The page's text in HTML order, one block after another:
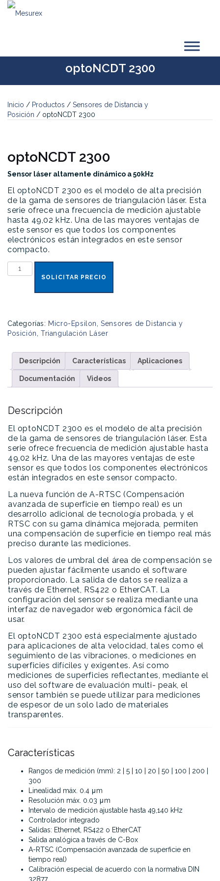
Saltar
optoNCDT 2300
Inicio / Productos / Sensores de Distancia y
Posición / optoNCDT 2300
optoNCDT 2300
Sensor láser altamente dinámico a 50kHz
El optoNCDT 2300 es el modelo de alta precisión
de la gama de sensores de triangulación láser. Esta
serie ofrece una frecuencia de medición ajustable
hasta 49,02 kHz. Una de las mayores ventajas de
este sensor es que todos los componentes
electrónicos están integrados en este sensor
compacto.
optoNCDT
2300
SOLICITAR PRECIO
Categorías: Micro-Epsilon ,Sensores de Distancia y
Posición
,Triangulación Láser
Descripción Características Aplicaciones
Documentación Videos
Descripción
El optoNCDT 2300 es el modelo de alta precisión
de la gama de sensores de triangulación láser. Esta
serie ofrece frecuencia de medición ajustable hasta
49,02 kHz. Una de las mayores ventajas de este
sensor es que todos los componentes electrónicos
están integrados en este sensor compacto.
La nueva función de A-RTSC (Compensación
avanzada de superficie en tiempo real) es un
desarrollo adicional de tecnología probada, y el
RTSC con su gama dinámica mejorada, permiten
una compensación de superficie en tiempo real más
preciso durante las mediciones.
Los valores de umbral del área de compensación se
pueden ajustar fácilmente usando el software
proporcionado. La salida de datos se realiza a
través de Ethernet, RS422 o EtherCAT. La
configuración del sensor se realiza mediante una
interfaz de navegador web ergonómica fácil de
usar.
El optoNCDT 2300 está especialmente ajustado
para aplicaciones de alta velocidad, tales como el
seguimiento de las vibraciones, o mediciones en
superficies difíciles y exigentes. Así como
mediciones de superficies reflectantes, mediante el
uso del software de evaluación multi- peak, el
sensor también se puede utilizar para mediciones
de espesor de un solo lado de materiales
transparentes.
Características
Rangos de medición (mm): 2 | 5 | 10 | 20 | 50 | 100 | 200 |
300
Linealidad máx. 0.4 μm
Resolución máx. 0.03 μm
Intervalo de medición ajustable hasta 49,140 kHz
Controlador integrado
Salidas: Ethernet, RS422 o EtherCAT
Salida analógica a través de C-Box
A-RTSC (Compensación avanzada de superficie en
tiempo real)
Calibración especial de acuerdo con la normativa DIN
32877